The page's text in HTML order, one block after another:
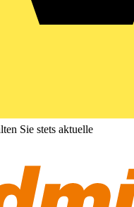
Sie stets aktuelle